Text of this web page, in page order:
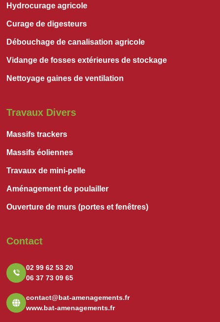
Hydrocurage agricole
Curage de digesteurs
Débouchage de canalisation agricole
Vidange de fosses extérieures de stockage
Nettoyage gaines de ventilation
Travaux Divers
Massifs trackers
Massifs éoliennes
Travaux de mini-pelle
Aménagement de poulailler
Ouverture de murs (portes et fenêtres)
Contact
02 99 62 53 20
06 37 73 09 65
contact@bat-amenagements.fr
www.bat-amenagements.fr